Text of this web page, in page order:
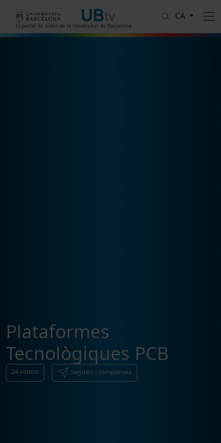
El portal de vídeo de la Universitat de Barcelona
CA
Plataformes
Tecnològiques PCB
24vídeos Segueix i comparteix